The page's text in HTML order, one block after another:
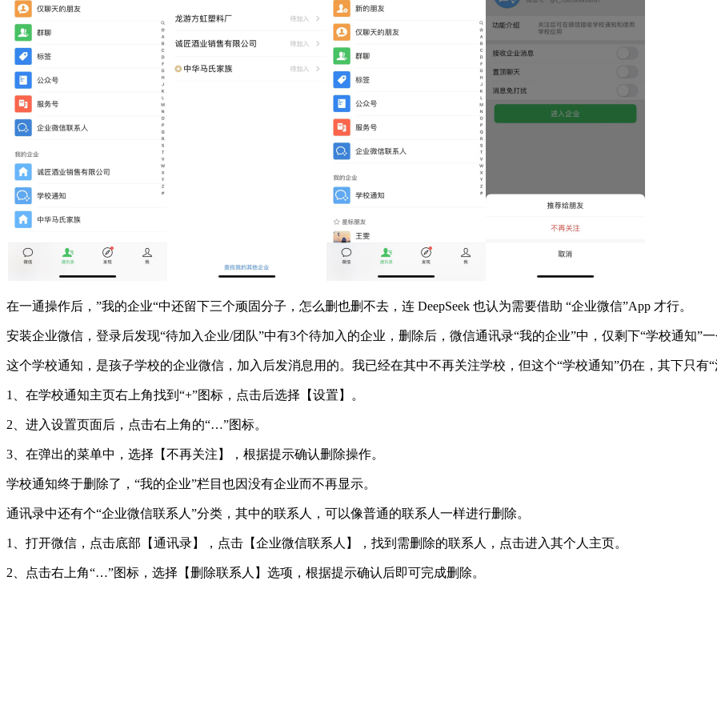
在一通操作后，”我的企业“中还留下三个顽固分子，怎么删也删不去，连 DeepSeek 也认为需要借助 “企业微信”App 才行。
安装企业微信，登录后发现“待加入企业/团队”中有3个待加入的企业，删除后，微信通讯录“我的企业”中，仅剩下“学校通知”
这个学校通知，是孩子学校的企业微信，加入后发消息用的。我已经在其中不再关注学校，但这个“学校通知”仍在，其下只有
1、在学校通知主页右上角找到“‌+‌”图标，点击后选择【设置】‌。
2、进入设置页面后，点击右上角的“‌…‌”图标‌。
3、在弹出的菜单中，选择【不再关注】，根据提示确认删除操作‌。
学校通知终于删除了，“我的企业”栏目也因没有企业而不再显示。
通讯录中还有个“企业微信联系人”分类，其中的联系人，可以像普通的联系人一样进行删除。
1、打开微信，点击底部【通讯录】，点击【企业微信联系人】，找到需删除的联系人，点击进入其个人主页‌。
2、点击右上角“‌…‌”图标，选择【删除联系人】选项，根据提示确认后即可完成删除‌。